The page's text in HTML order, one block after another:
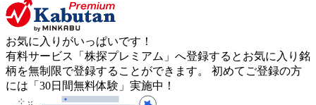
お気に入りがいっぱいです！
有料サービス「株探プレミアム」へ登録するとお気に入り銘
柄を無制限で登録することができます。 初めてご登録の方
には「30日間無料体験」実施中！